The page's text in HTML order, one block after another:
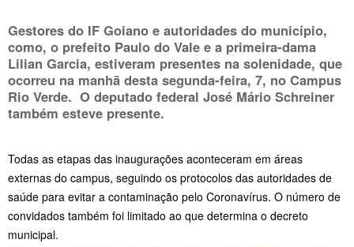
Gestores do IF Goiano e autoridades do município,
como, o prefeito Paulo do Vale e a primeira-dama
Lilian Garcia, estiveram presentes na solenidade, que
ocorreu na manhã desta segunda-feira, 7, no Campus
Rio Verde. O deputado federal José Mário Schreiner
também esteve presente.
Todas as etapas das inaugurações aconteceram em áreas
externas do campus, seguindo os protocolos das autoridades de
saúde para evitar a contaminação pelo Coronavírus. O número de
convidados também foi limitado ao que determina o decreto
municipal.